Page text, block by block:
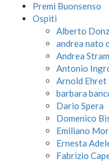
Premi Buonsenso
Ospiti
Alberto
andrea nato
Andrea
Antonio
Arnold Ehret
barbara
Dario Spera
Domenico
Emiliano
Ernesta
Fabrizio